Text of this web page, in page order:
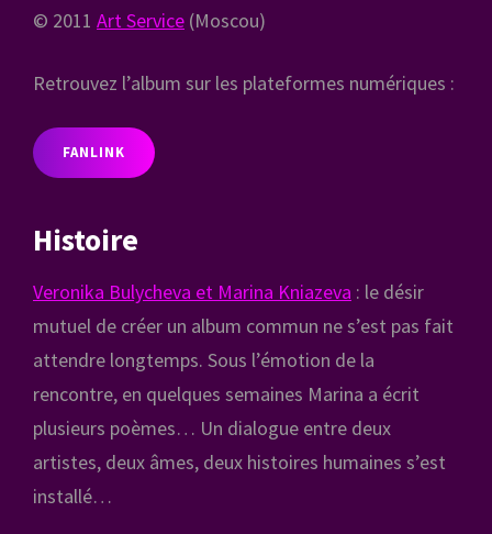
© 2011 Art Service (Moscou)
Retrouvez l’album sur les plateformes numériques :
FANLINK
Histoire
Veronika Bulycheva et Marina Kniazeva : le désir
mutuel de créer un album commun ne s’est pas fait
attendre longtemps. Sous l’émotion de la
rencontre, en quelques semaines Marina a écrit
plusieurs poèmes… Un dialogue entre deux
artistes, deux âmes, deux histoires humaines s’est
installé…